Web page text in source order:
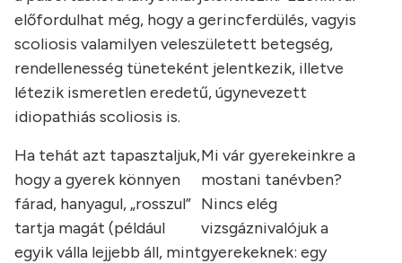
előfordulhat még, hogy a gerincferdülés, vagyis
scoliosis valamilyen veleszületett betegség,
rendellenesség tüneteként jelentkezik, illetve
létezik ismeretlen eredetű, úgynevezett
idiopathiás scoliosis is.
Mi vár gyerekeinkre a
mostani tanévben?
Nincs elég
vizsgáznivalójuk a
gyerekeknek: egy
Ha tehát azt tapasztaljuk,
hogy a gyerek könnyen
fárad, hanyagul, „rosszul”
tartja magát (például
egyik válla lejjebb áll, mint